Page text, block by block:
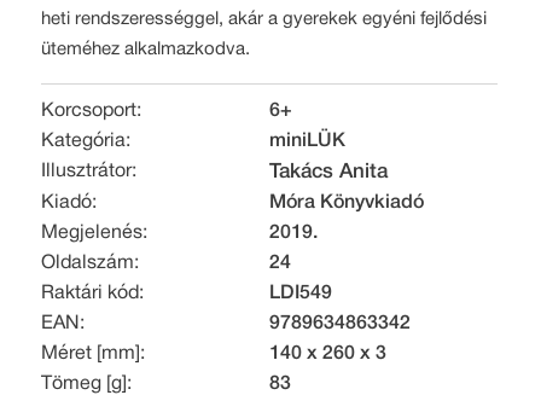
heti rendszerességgel, akár a gyerekek egyéni fejlődési
üteméhez alkalmazkodva.
Korcsoport:
6+
Kategória:
miniLÜK
Illusztrátor:
Takács Anita
Kiadó:
Móra Könyvkiadó
Megjelenés:
2019.
Oldalszám:
24
Raktári kód:
LDI549
EAN:
9789634863342
Méret [mm]:
140 x 260 x 3
Tömeg [g]:
83